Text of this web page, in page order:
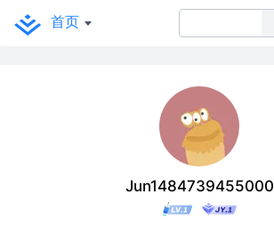
首页
Jun1484739455000